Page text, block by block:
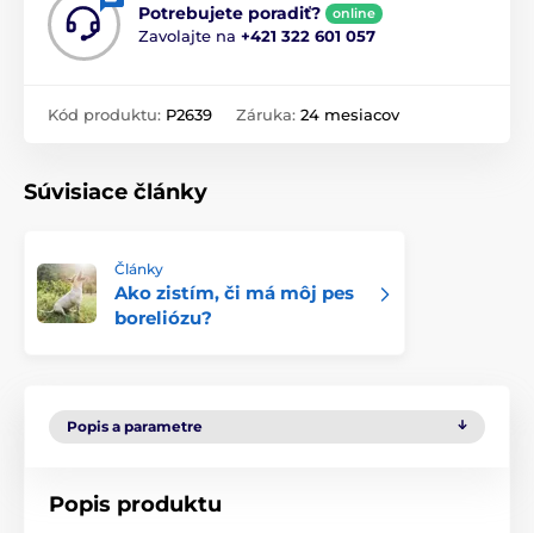
Potrebujete poradiť? online
Zavolajte na +421 322 601 057
Kód produktu: P2639 Záruka: 24 mesiacov
Súvisiace články
Články
Ako zistím, či má môj pes
boreliózu?
Popis a parametre
Popis produktu